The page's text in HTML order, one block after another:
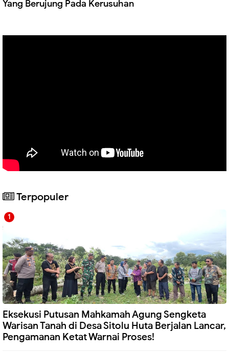
Yang Berujung Pada Kerusuhan
Terpopuler
Eksekusi Putusan Mahkamah Agung Sengketa
Warisan Tanah di Desa Sitolu Huta Berjalan Lancar,
Pengamanan Ketat Warnai Proses!